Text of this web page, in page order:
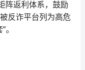
阵返利体系，鼓励
反诈平台列为高危